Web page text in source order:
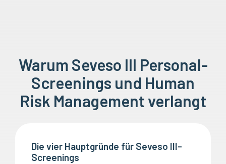
Warum Seveso III Personal-
Screenings und Human
Risk Management verlangt
Die vier Hauptgründe für Seveso III-
Screenings